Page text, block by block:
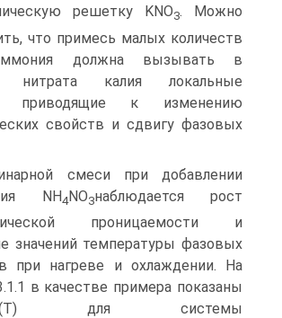
решетку KNO3. Можно
что примесь малых количеств
должна вызы­вать в
нитрата калия локальные
приводящие к изме­нению
свойств и сдвигу фазовых
смеси при добавлении
NH4NO3наблюдается рост
проницаемости и
значений температуры фазовых
при нагреве и охлаждении. На
в качестве примера показаны
для системы